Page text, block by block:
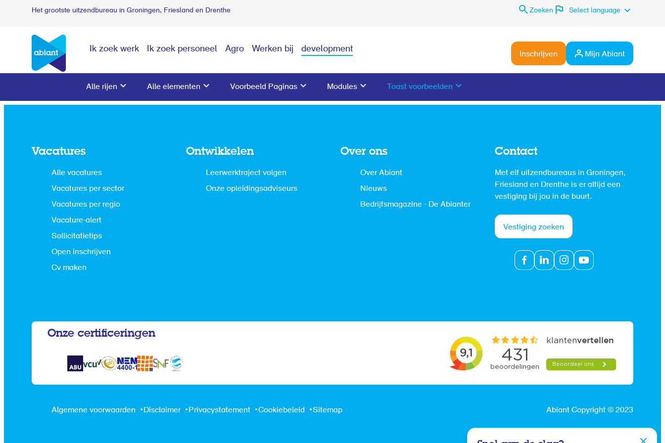
Het grootste uitzendbureau in Groningen, Friesland en Drenthe Zoeken Select language
Ik zoek werk Ik zoek personeel Agro Werken bij development
Alle rijen Alle elementen Voorbeeld Paginas Modules Toast voorbeelden
Inschrijven Mijn Abiant
Vacatures
Alle vacatures
Vacatures per sector
Vacatures per regio
Vacature-alert
Sollicitatietips
Open inschrijven
Cv maken
Ontwikkelen
Leerwerktraject volgen
Onze opleidingsadviseurs
Over ons
Over Abiant
Nieuws
Bedrijfsmagazine - De Abianter
Contact
Met elf uitzendbureaus in Groningen,
Friesland en Drenthe is er altijd een
vestiging bij jou in de buurt.
Vestiging zoeken
Onze certificeringen
Algemene voorwaarden Disclaimer Privacystatement Cookiebeleid Sitemap Abiant Copyright © 2023